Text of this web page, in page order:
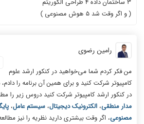
۳ ساختمان داده ۴ طراحی الگوریتم
( و اگر وقت شد ۵ هوش مصنوعی )
رامین رضوی
من فکر کردم شما می‌خواهید در کنکور ارشد علوم
کامپیوتر شرکت کنید و برای همین آن برنامه را
در کنکور ارشد کامپیوتر شرکت کنید دروس زیر را
مدار منطقی، الکترونیک دیجیتال، سیستم عامل،
مصنوعی، اگر وقت بیشتری دارید نظریه را نیز